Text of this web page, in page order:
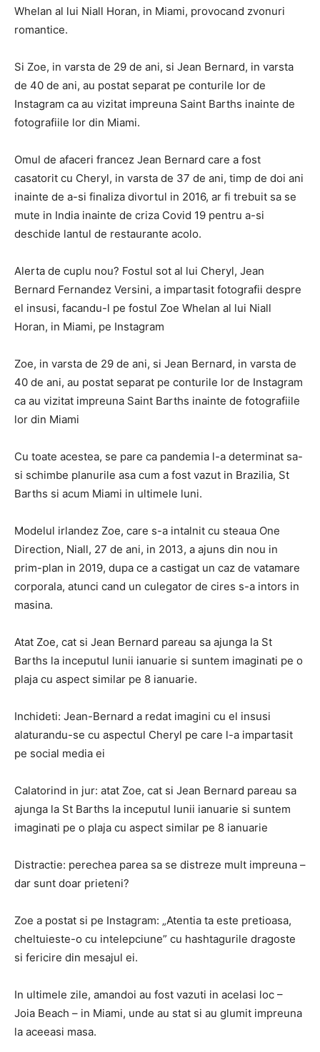
Whelan al lui Niall Horan, in Miami, provocand zvonuri
romantice.
Si Zoe, in varsta de 29 de ani, si Jean Bernard, in varsta
de 40 de ani, au postat separat pe conturile lor de
Instagram ca au vizitat impreuna Saint Barths inainte de
fotografiile lor din Miami.
Omul de afaceri francez Jean Bernard care a fost
casatorit cu Cheryl, in varsta de 37 de ani, timp de doi ani
inainte de a-si finaliza divortul in 2016, ar fi trebuit sa se
mute in India inainte de criza Covid 19 pentru a-si
deschide lantul de restaurante acolo.
Alerta de cuplu nou? Fostul sot al lui Cheryl, Jean
Bernard Fernandez Versini, a impartasit fotografii despre
el insusi, facandu-l pe fostul Zoe Whelan al lui Niall
Horan, in Miami, pe Instagram
Zoe, in varsta de 29 de ani, si Jean Bernard, in varsta de
40 de ani, au postat separat pe conturile lor de Instagram
ca au vizitat impreuna Saint Barths inainte de fotografiile
lor din Miami
Cu toate acestea, se pare ca pandemia l-a determinat sa-
si schimbe planurile asa cum a fost vazut in Brazilia, St
Barths si acum Miami in ultimele luni.
Modelul irlandez Zoe, care s-a intalnit cu steaua One
Direction, Niall, 27 de ani, in 2013, a ajuns din nou in
prim-plan in 2019, dupa ce a castigat un caz de vatamare
corporala, atunci cand un culegator de cires s-a intors in
masina.
Atat Zoe, cat si Jean Bernard pareau sa ajunga la St
Barths la inceputul lunii ianuarie si suntem imaginati pe o
plaja cu aspect similar pe 8 ianuarie.
Inchideti: Jean-Bernard a redat imagini cu el insusi
alaturandu-se cu aspectul Cheryl pe care l-a impartasit
pe social media ei
Calatorind in jur: atat Zoe, cat si Jean Bernard pareau sa
ajunga la St Barths la inceputul lunii ianuarie si suntem
imaginati pe o plaja cu aspect similar pe 8 ianuarie
Distractie: perechea parea sa se distreze mult impreuna –
dar sunt doar prieteni?
Zoe a postat si pe Instagram: „Atentia ta este pretioasa,
cheltuieste-o cu intelepciune” cu hashtagurile dragoste
si fericire din mesajul ei.
In ultimele zile, amandoi au fost vazuti in acelasi loc –
Joia Beach – in Miami, unde au stat si au glumit impreuna
la aceeasi masa.